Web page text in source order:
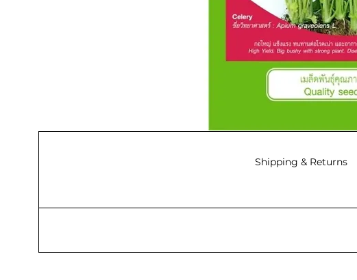
Shipping & Returns